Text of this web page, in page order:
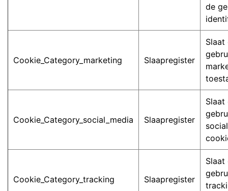
de
Cookie_Category_marketing Slaapregister
Cookie_Category_social_media Slaapregister
Cookie_Category_tracking Slaapregister